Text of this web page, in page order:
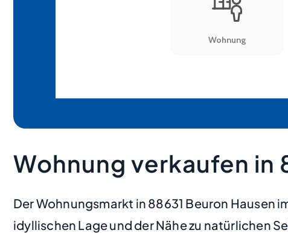
Wohnung verkaufen in
Der Wohnungsmarkt in 88631 Beuron Hausen
idyllischen Lage und der Nähe zu natürlichen